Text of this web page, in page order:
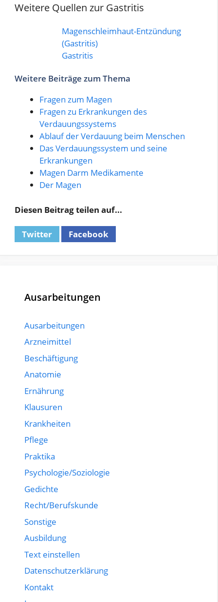
Weitere Quellen zur Gastritis
Magenschleimhaut-Entzündung
(Gastritis)
Gastritis
Weitere Beiträge zum Thema
Fragen zum Magen
Fragen zu Erkrankungen des
Verdauungssystems
Ablauf der Verdauung beim Menschen
Das Verdauungssystem und seine
Erkrankungen
Magen Darm Medikamente
Der Magen
Diesen Beitrag teilen auf...
Twitter Facebook
Ausarbeitungen
Ausarbeitungen
Arzneimittel
Beschäftigung
Anatomie
Ernährung
Klausuren
Krankheiten
Pflege
Praktika
Psychologie/Soziologie
Gedichte
Recht/Berufskunde
Sonstige
Ausbildung
Text einstellen
Datenschutzerklärung
Kontakt